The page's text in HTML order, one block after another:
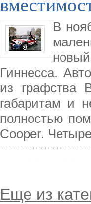
В
Гиннесса.
из графства
габаритам и
полностью
Cooper.
Еще из